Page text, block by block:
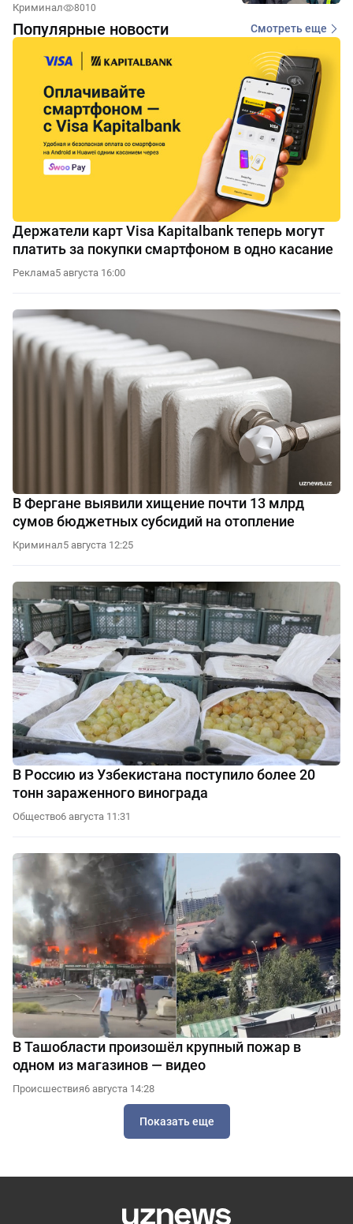
Криминал 8010
Популярные новости Смотреть еще
Держатели карт Visa Kapitalbank теперь могут
платить за покупки смартфоном в одно касание
Реклама5 августа 16:00
В Фергане выявили хищение почти 13 млрд
сумов бюджетных субсидий на отопление
Криминал5 августа 12:25
В Россию из Узбекистана поступило более 20
тонн зараженного винограда
Общество6 августа 11:31
В Ташобласти произошёл крупный пожар в
одном из магазинов — видео
Происшествия6 августа 14:28
Показать еще